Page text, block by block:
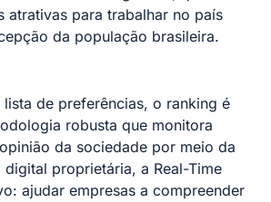
atrativas para trabalhar no país
da população brasileira.
lista de preferências, o ranking é
robusta que monitora
da sociedade por meio da
digital proprietária, a Real-Time
ajudar empresas a compreender